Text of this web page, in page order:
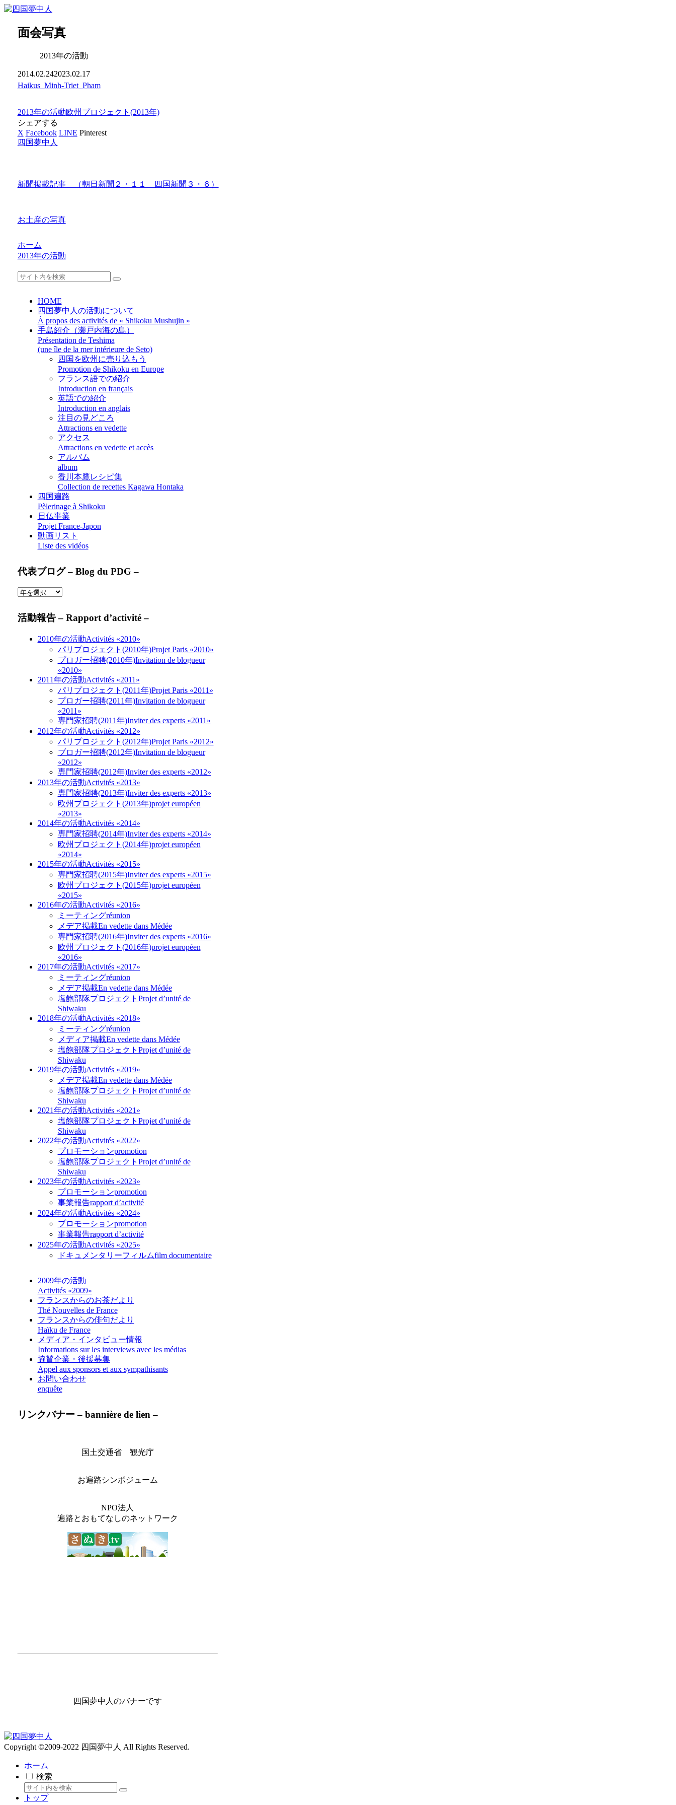
面会写真
2013年の活動
2014.02.242023.02.17
Haikus_Minh-Triet_Pham
2013年の活動欧州プロジェクト(2013年)
シェアする
X Facebook LINE Pinterest
四国夢中人
新聞掲載記事 （朝日新聞２・１１ 四国新聞３・６）
お土産の写真
ホーム
2013年の活動
HOME
四国夢中人の活動について
À propos des activités de « Shikoku Mushujin »
手島紹介（瀬戸内海の島）
Présentation de Teshima
(une île de la mer intérieure de Seto)
四国を欧州に売り込もう
Promotion de Shikoku en Europe
フランス語での紹介
Introduction en français
英語での紹介
Introduction en anglais
注目の見どころ
Attractions en vedette
アクセス
Attractions en vedette et accès
アルバム
album
香川本鷹レシピ集
Collection de recettes Kagawa Hontaka
四国遍路
Pèlerinage à Shikoku
日仏事業
Projet France-Japon
動画リスト
Liste des vidéos
代表ブログ – Blog du PDG –
活動報告 – Rapport d’activité –
2010年の活動Activités «2010»
パリプロジェクト(2010年)Projet Paris «2010»
プロガー招聘(2010年)Invitation de blogueur
«2010»
2011年の活動Activités «2011»
パリプロジェクト(2011年)Projet Paris «2011»
プロガー招聘(2011年)Invitation de blogueur
«2011»
専門家招聘(2011年)Inviter des experts «2011»
2012年の活動Activités «2012»
パリプロジェクト(2012年)Projet Paris «2012»
ブロガー招聘(2012年)Invitation de blogueur
«2012»
専門家招聘(2012年)Inviter des experts «2012»
2013年の活動Activités «2013»
専門家招聘(2013年)Inviter des experts «2013»
欧州プロジェクト(2013年)projet européen
«2013»
2014年の活動Activités «2014»
専門家招聘(2014年)Inviter des experts «2014»
欧州プロジェクト(2014年)projet européen
«2014»
2015年の活動Activités «2015»
専門家招聘(2015年)Inviter des experts «2015»
欧州プロジェクト(2015年)projet européen
«2015»
2016年の活動Activités «2016»
ミーティングréunion
メデア掲載En vedette dans Médée
専門家招聘(2016年)Inviter des experts «2016»
欧州プロジェクト(2016年)projet européen
«2016»
2017年の活動Activités «2017»
ミーティングréunion
メデア掲載En vedette dans Médée
塩飽部隊プロジェクト Projet d’unité de
Shiwaku
2018年の活動Activités «2018»
ミーティングréunion
メディア掲載En vedette dans Médée
塩飽部隊プロジェクト Projet d’unité de
Shiwaku
2019年の活動Activités «2019»
メデア掲載En vedette dans Médée
塩飽部隊プロジェクト Projet d’unité de
Shiwaku
2021年の活動Activités «2021»
塩飽部隊プロジェクト Projet d’unité de
Shiwaku
2022年の活動Activités «2022»
プロモーションpromotion
塩飽部隊プロジェクト Projet d’unité de
Shiwaku
2023年の活動Activités «2023»
プロモーションpromotion
事業報告rapport d’activité
2024年の活動Activités «2024»
プロモーションpromotion
事業報告rapport d’activité
2025年の活動Activités «2025»
ドキュメンタリーフィルムfilm documentaire
2009年の活動
Activités «2009»
フランスからのお茶だより
Thé Nouvelles de France
フランスからの俳句だより
Haïku de France
メディア・インタビュー情報
Informations sur les interviews avec les médias
協賛企業・後援募集
Appel aux sponsors et aux sympathisants
お問い合わせ
enquête
リンクバナー – bannière de lien –
国土交通省 観光庁
お遍路シンポジューム
NPO法人
遍路とおもてなしのネットワーク
四国夢中人のバナーです
Copyright ©2009-2022 四国夢中人 All Rights Reserved.
ホーム
検索
トップ